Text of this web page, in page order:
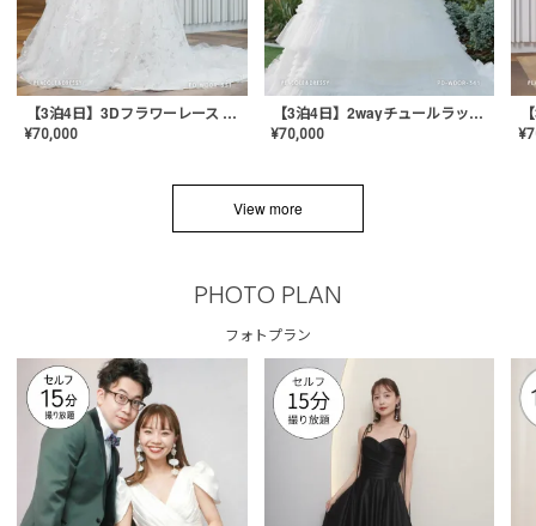
【3泊4日】3Dフラワーレース ドレス〈PD-WDOR-331〉
¥70,000
【3泊4日】2wayチュールラッフルドレス〈PD-WDOR-341RTL〉
¥70,000 ¥
View more
PHOTO PLAN
フォトプラン